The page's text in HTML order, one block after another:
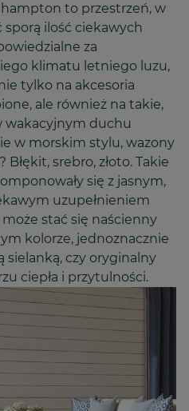
to przestrzeń, w
ilość ciekawych
za
klimatu letniego luzu,
tylko na akcesoria
ale również na takie,
wakacyjnym duchu
w morskim stylu, wazony
srebro, złoto. Takie
się z jasnym,
uzupełnieniem
stać się naścienny
kolorze, jednoznacznie
sielanką, czy oryginalny
ciepła i przytulności.